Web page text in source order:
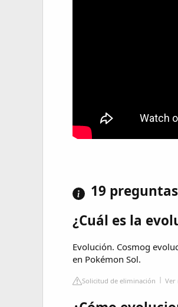
19
¿Cuál es la
Evolución. Cosmog
en Pokémon Sol.
Solicitud de eliminación Ver